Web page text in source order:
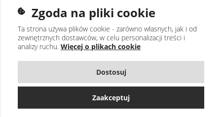
Zgoda na pliki cookie
Ta strona używa plików cookie - zarówno własnych, jak i od
zewnętrznych dostawców, w celu personalizacji treści i
analizy ruchu. Więcej o plikach cookie
Dostosuj
Zaakceptuj